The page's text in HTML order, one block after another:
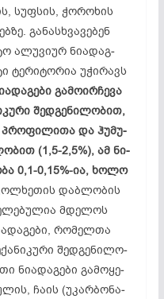
სუფ­სის, ჭო­რო­ხის
განასხვავებენ
ალ­უვ­ი­ურ ნი­ა­­დ­აგ­
ტე­რი­ტო­რია უჭ­ირ­ავს
გა­მო­ირ­­ჩე­ვ­ა
შედ­გე­ნი­ლო­ბით,
პრო­ფი­ლი­თა და ჰუ­მუ­
(1,5-2,5%), ამ ნი­
0,1-0,15%-ია, ხო­ლო
დაბ­ლო­ბის
მდე­ლოს
რომელ­თა
შედ­გე­ნი­ლო­
ნი­ად­აგ­ე­ბი გა­მო­ყე­
ჩა­ის (უკ­არ­ბო­ნა­